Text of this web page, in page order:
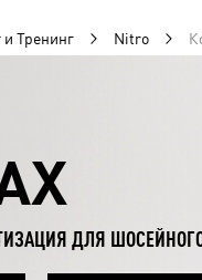
и Тренинг Nitro
ДЛЯ